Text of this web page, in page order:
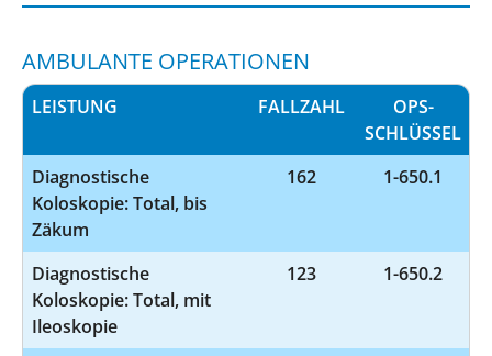
AMBULANTE OPERATIONEN
LEISTUNG FALLZAHL
OPS-
SCHLÜSSEL
Diagnostische
Koloskopie: Total, bis
Zäkum
162 1-650.1
Diagnostische
Koloskopie: Total, mit
Ileoskopie
123 1-650.2